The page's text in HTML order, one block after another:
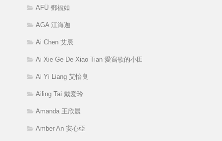
AFÜ 鄧福如
AGA 江海迦
Ai Chen 艾辰
Ai Xie Ge De Xiao Tian 愛寫歌的小田
Ai Yi Liang 艾怡良
Ailing Tai 戴爱玲
Amanda 王欣晨
Amber An 安心亞